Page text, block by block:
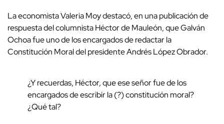
La economista Valeria Moy destacó, en una publicación de
respuesta del columnista Héctor de Mauleón, que Galván
Ochoafue uno de los encargados de redactar la
Constitución Moral del presidente Andrés López Obrador.
¿Y recuerdas, Héctor, que ese señor fue de los
encargados de escribir la (?) constitución moral?
¿Qué tal?